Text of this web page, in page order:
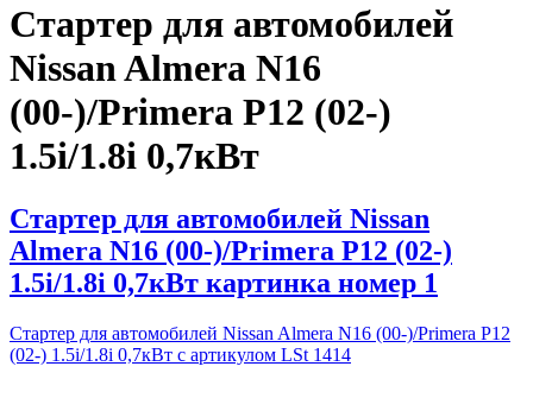
Стартер для автомобилей
Nissan Almera N16
(00-)/Primera P12 (02-)
1.5i/1.8i 0,7кВт
Стартер для автомобилей Nissan
Almera N16 (00-)/Primera P12 (02-)
1.5i/1.8i 0,7кВт картинка номер 1
Стартер для автомобилей Nissan Almera N16 (00-)/Primera P12
(02-) 1.5i/1.8i 0,7кВт с артикулом LSt 1414